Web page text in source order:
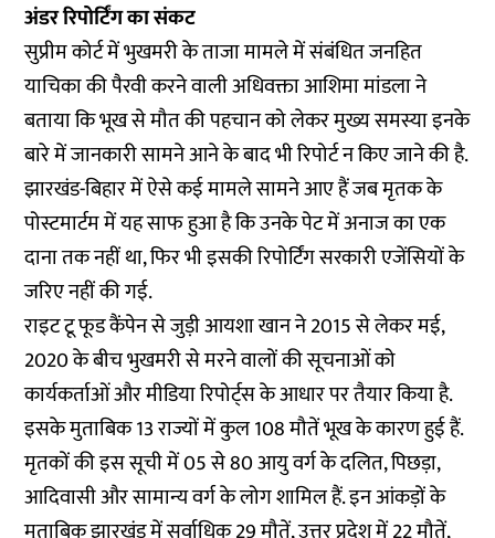
अंडर रिपोर्टिंग का संकट
सुप्रीम कोर्ट में भुखमरी के ताजा मामले में संबंधित जनहित
याचिका की पैरवी करने वाली अधिवक्ता आशिमा मांडला ने
बताया कि भूख से मौत की पहचान को लेकर मुख्य समस्या इनके
बारे में जानकारी सामने आने के बाद भी रिपोर्ट न किए जाने की है.
झारखंड-बिहार में ऐसे कई मामले सामने आए हैं जब मृतक के
पोस्टमार्टम में यह साफ हुआ है कि उनके पेट में अनाज का एक
दाना तक नहीं था, फिर भी इसकी रिपोर्टिंग सरकारी एजेंसियों के
जरिए नहीं की गई.
राइट टू फूड कैंपेन से जुड़ी आयशा खान ने 2015 से लेकर मई,
2020 के बीच भुखमरी से मरने वालों की सूचनाओं को
कार्यकर्ताओं और मीडिया रिपोर्ट्स के आधार पर तैयार किया है.
इसके मुताबिक 13 राज्यों में कुल 108 मौतें भूख के कारण हुई हैं.
मृतकों की इस सूची में 05 से 80 आयु वर्ग के दलित, पिछड़ा,
आदिवासी और सामान्य वर्ग के लोग शामिल हैं. इन आंकड़ों के